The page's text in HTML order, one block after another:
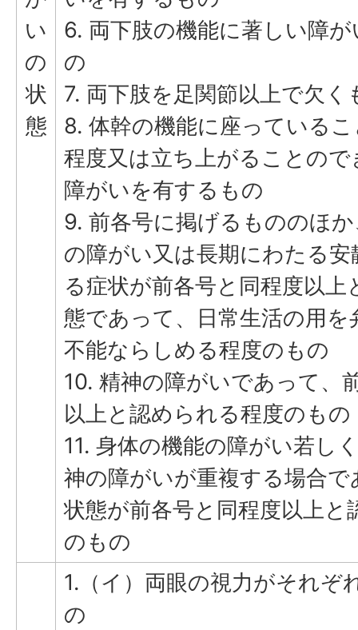
い
の
状
態
6. 両下肢の機能に著しい障
の
7. 両下肢を足関節以上で欠く
8. 体幹の機能に座っている
程度又は立ち上がることの
障がいを有するもの
9. 前各号に掲げるもののほ
の障がい又は長期にわたる
る症状が前各号と同程度以上
態であって、日常生活の用
不能ならしめる程度のもの
10. 精神の障がいであって、
以上と認められる程度のもの
11. 身体の機能の障がい若し
神の障がいが重複する場合
状態が前各号と同程度以上と
のもの
1.（イ）両眼の視力がそれぞ
の